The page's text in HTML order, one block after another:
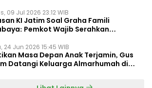
09 Jul 2026 23:12 WIB
KI Jatim Soal Graha Famili
Pemkot Wajib Serahkan
24 Jun 2026 15:45 WIB
Masa Depan Anak Terjamin, Gus
Datangi Keluarga Almarhumah di